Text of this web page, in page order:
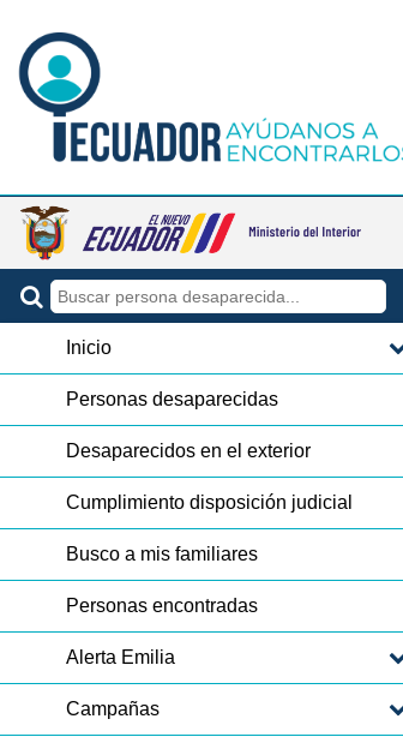
Inicio
Personas desaparecidas
Desaparecidos en el exterior
Cumplimiento disposición judicial
Busco a mis familiares
Personas encontradas
Alerta Emilia
Campañas